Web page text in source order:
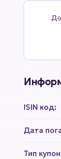
ISIN код:
Дата
Тип